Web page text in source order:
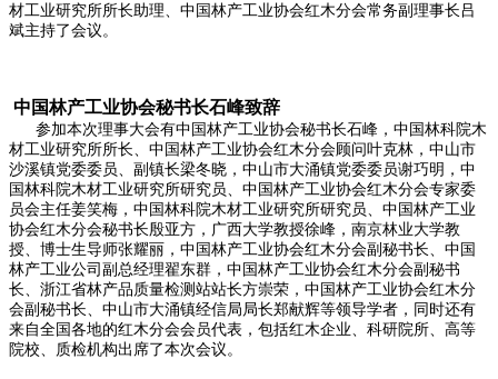
材工业研究所所长助理、中国林产工业协会红木分会常务副理事长吕
斌主持了会议。
中国林产工业协会秘书长石峰致辞
参加本次理事大会有中国林产工业协会秘书长石峰，中国林科院木
材工业研究所所长、中国林产工业协会红木分会顾问叶克林，中山市
沙溪镇党委委员、副镇长梁冬晓，中山市大涌镇党委委员谢巧明，中
国林科院木材工业研究所研究员、中国林产工业协会红木分会专家委
员会主任姜笑梅，中国林科院木材工业研究所研究员、中国林产工业
协会红木分会秘书长殷亚方，广西大学教授徐峰，南京林业大学教
授、博士生导师张耀丽，中国林产工业协会红木分会副秘书长、中国
林产工业公司副总经理翟东群，中国林产工业协会红木分会副秘书
长、浙江省林产品质量检测站站长方崇荣，中国林产工业协会红木分
会副秘书长、中山市大涌镇经信局局长郑献辉等领导学者，同时还有
来自全国各地的红木分会会员代表，包括红木企业、科研院所、高等
院校、质检机构出席了本次会议。